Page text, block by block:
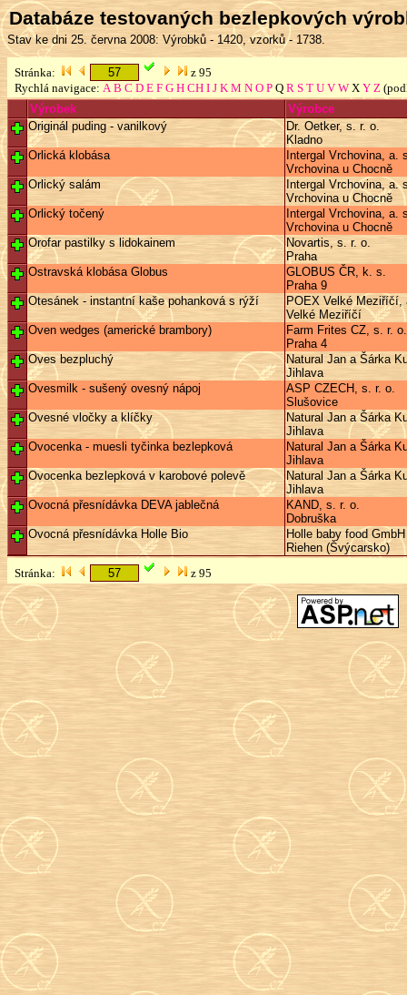
Databáze testovaných bezlepkových
Stav ke dni 25. června 2008: Výrobků - 1420, vzorků - 1738.
Stránka:
z 95
Rychlá navigace: A B C D E F G H CH I J K M N O P Q R S T U V W X Y Z
Výrobek
Výrobce
Originál puding - vanilkový
Dr. Oetker, s. r. o.
Kladno
Orlická klobása
Intergal Vrchovina, a.
Vrchovina u Chocně
Orlický salám
Intergal Vrchovina, a.
Vrchovina u Chocně
Orlický točený
Intergal Vrchovina, a.
Vrchovina u Chocně
Orofar pastilky s lidokainem
Novartis, s. r. o.
Praha
Ostravská klobása Globus
GLOBUS ČR, k. s.
Praha 9
Otesánek - instantní kaše pohanková s rýží
POEX Velké Meziříčí,
Velké Meziříčí
Oven wedges (americké brambory)
Farm Frites CZ, s. r. o.
Praha 4
Oves bezpluchý
Natural Jan a Šárka
Jihlava
Ovesmilk - sušený ovesný nápoj
ASP CZECH, s. r. o.
Slušovice
Ovesné vločky a klíčky
Natural Jan a Šárka
Jihlava
Ovocenka - muesli tyčinka bezlepková
Natural Jan a Šárka
Jihlava
Ovocenka bezlepková v karobové polevě
Natural Jan a Šárka
Jihlava
Ovocná přesnídávka DEVA jablečná
KAND, s. r. o.
Dobruška
Ovocná přesnídávka Holle Bio
Holle baby food GmbH
Riehen (Švýcarsko)
Stránka:
z 95